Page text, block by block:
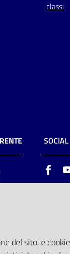
classi
SOCIAL
del sito, e